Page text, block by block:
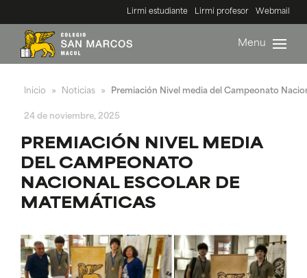
Lirmi estudiante Lirmi profesor Webmail
Menu
Inicio » Noticias » Premiación Nivel media del Campeonato
24 de noviembre, 2025
PREMIACIÓN NIVEL MEDIA
DEL CAMPEONATO
NACIONAL ESCOLAR DE
MATEMÁTICAS